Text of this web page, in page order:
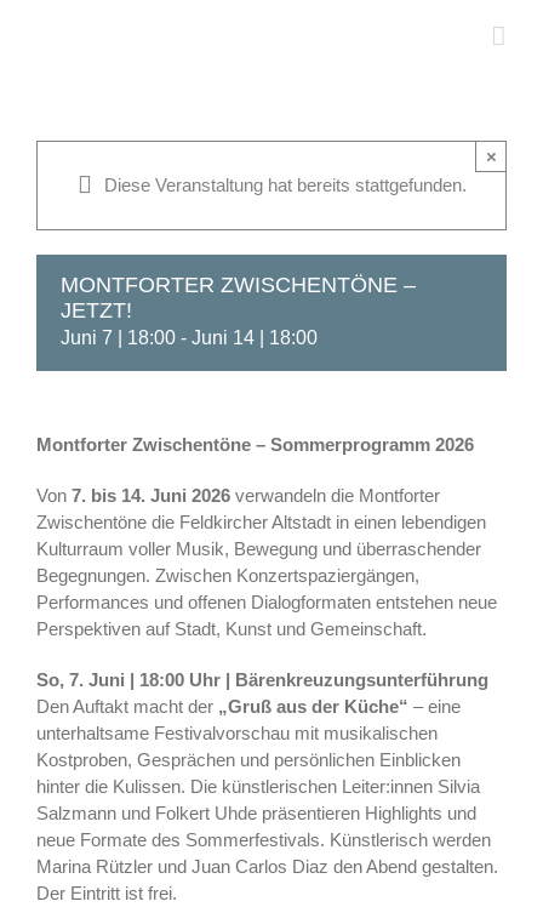
Diese Veranstaltung hat bereits stattgefunden.
×
MONTFORTER ZWISCHENTÖNE –
JETZT!
Juni 7 | 18:00 - Juni 14 | 18:00
Montforter Zwischentöne – Sommerprogramm 2026
Von 7. bis 14. Juni 2026 verwandeln die Montforter
Zwischentöne die Feldkircher Altstadt in einen lebendigen
Kulturraum voller Musik, Bewegung und überraschender
Begegnungen. Zwischen Konzertspaziergängen,
Performances und offenen Dialogformaten entstehen neue
Perspektiven auf Stadt, Kunst und Gemeinschaft.
So, 7. Juni | 18:00 Uhr | Bärenkreuzungsunterführung
Den Auftakt macht der „Gruß aus der Küche“ – eine
unterhaltsame Festivalvorschau mit musikalischen
Kostproben, Gesprächen und persönlichen Einblicken
hinter die Kulissen. Die künstlerischen Leiter:innen Silvia
Salzmann und Folkert Uhde präsentieren Highlights und
neue Formate des Sommerfestivals. Künstlerisch werden
Marina Rützler und Juan Carlos Diaz den Abend gestalten.
Der Eintritt ist frei.